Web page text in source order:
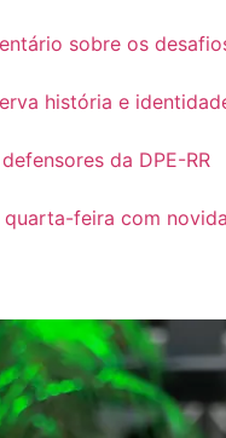
sobre os
história e
da DPE-RR
feira com